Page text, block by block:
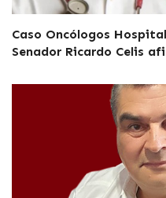
Caso Oncólogos
Senador Ricardo Celis